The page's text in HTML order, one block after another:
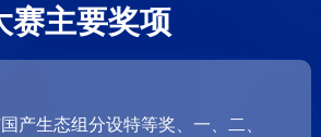
赛主要奖项
产生态组分设特等奖、一、二、